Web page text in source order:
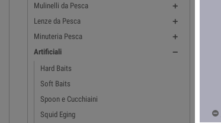
Mulinelli da Pesca 
Lenze da Pesca 
Minuteria Pesca 
Artificiali 
Hard Baits
Soft Baits
Spoon e Cucchiaini
Squid Eging